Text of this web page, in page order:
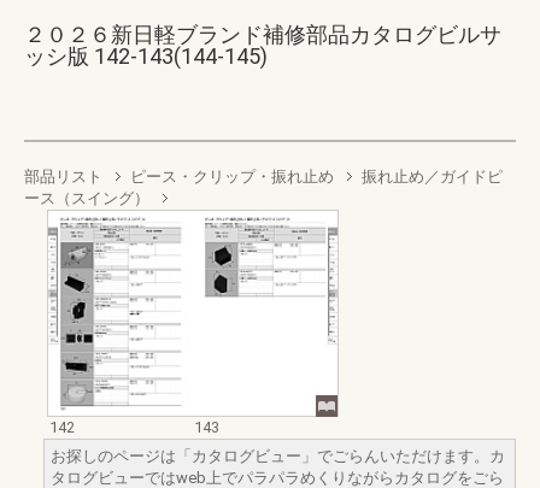
２０２６新日軽ブランド補修部品カタログビルサ
ッシ版 142-143(144-145)
部品リスト ピース・クリップ・振れ止め
振れ止め／ガイドピ
ース（スイング）
142
143
お探しのページは「カタログビュー」でごらんいただけます。カ
タログビューではweb上でパラパラめくりながらカタログをごら